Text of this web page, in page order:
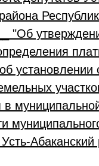
"Об
установлении
в
Абаканский